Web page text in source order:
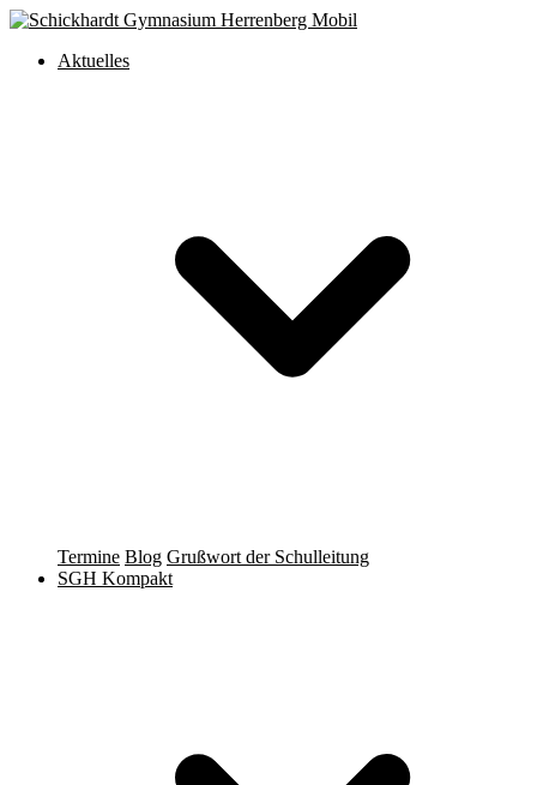
Aktuelles
Termine Blog Grußwort der Schulleitung
SGH Kompakt